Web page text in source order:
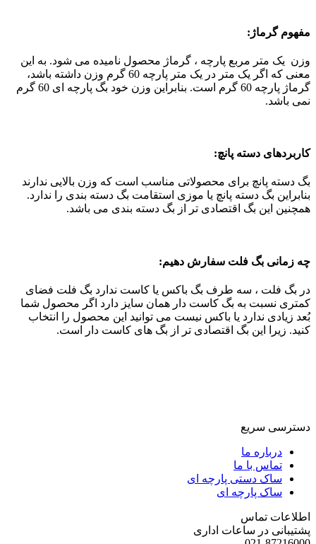
مفهوم گرماژ:
وزن یک متر مربع پارچه ، گرماژ محصول نامیده می شود. به این
معنی که اگر یک متر در یک متر پارچه 60 گرم وزن داشته باشد،
گرماژ پارچه 60 گرم است. بنابراین وزن خود بگ پارچه ای 60 گرم
نمی باشد.
کاربردهای دسته پانچ:
بگ دسته پانچ برای محصولاتی مناسب است که وزن بالایی ندارند
بنابراین بگ دسته پانچ یا موزی استقامت بگ دسته بندی را ندارد.
همچنین این بگ اقتصادی تر از بگ دسته بندی می باشد.
چه زمانی بگ فلت سفارش دهیم:
در بگ فلت ، سه طرف بگ باکس یا کاست ندارد بگ فلت فضای
کمتری نسبت به بگ کاست دار همان سایز دارد اگر محصول شما
بُعد زیادی ندارد یا باکس نیست می توانید این محصول را انتخاب
کنید. زیرا این بگ اقتصادی تر از بگ های کاست دار است.
دسترسی سریع
درباره ما
تماس با ما
ساک دستی پارچه ای
ساک پارچه ای
اطلاعات تماس
پشتیبانی در ساعات اداری